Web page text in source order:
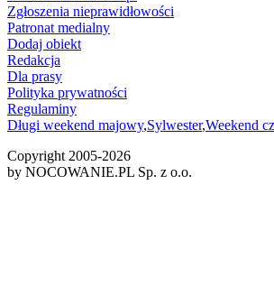
Zgłoszenia nieprawidłowości
Patronat medialny
Dodaj obiekt
Redakcja
Dla prasy
Polityka prywatności
Regulaminy
Długi weekend majowy,Sylwester,Weekend
Copyright 2005-2026
by NOCOWANIE.PL Sp. z o.o.